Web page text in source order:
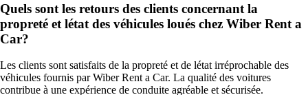
Quels sont les retours des clients concernant la
propreté et létat des véhicules loués chez Wiber Rent a
Car?
Les clients sont satisfaits de la propreté et de létat irréprochable des
véhicules fournis par Wiber Rent a Car. La qualité des voitures
contribue à une expérience de conduite agréable et sécurisée.